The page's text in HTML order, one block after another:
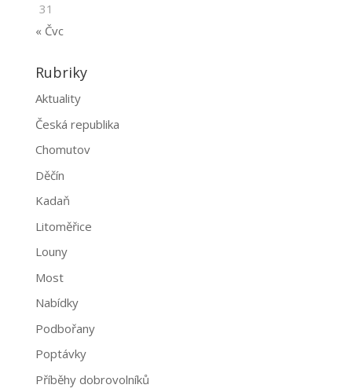
31
« Čvc
Rubriky
Aktuality
Česká republika
Chomutov
Děčín
Kadaň
Litoměřice
Louny
Most
Nabídky
Podbořany
Poptávky
Příběhy dobrovolníků